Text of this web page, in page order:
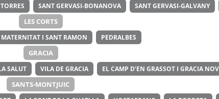
SANT GERVASI-BONANOVA SANT GERVASI-GALVANY
LES CORTS
MATERNITAT I SANT RAMON PEDRALBES
GRACIA
SALUT VILA DE GRACIA EL CAMP D’EN GRASSOT I GRACIA
SANTS-MONTJUIC